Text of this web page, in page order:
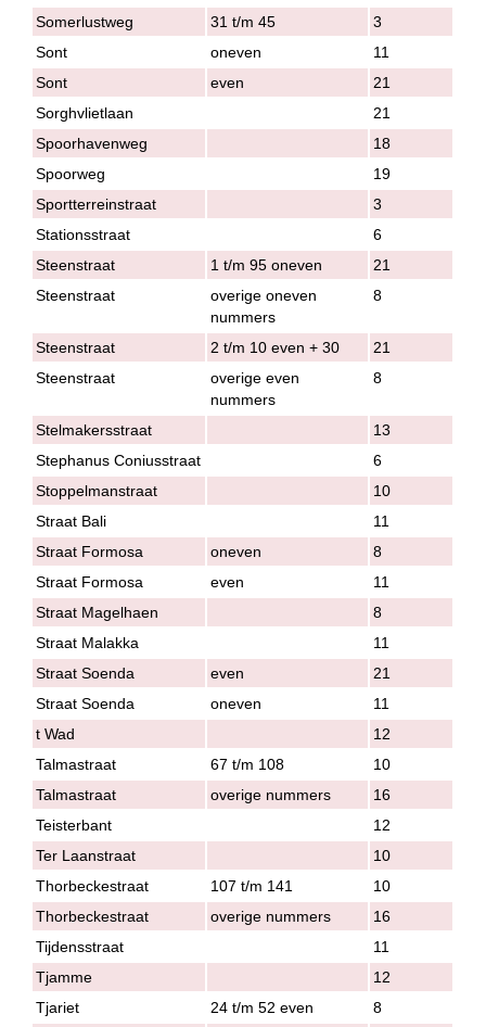
Somerlustweg 31 t/m 45
3
Sont
oneven
11
Sont
even
21
Sorghvlietlaan
21
Spoorhavenweg
18
Spoorweg
19
Sportterreinstraat
3
Stationsstraat
6
Steenstraat
1 t/m 95 oneven
21
Steenstraat
overige oneven
nummers
8
Steenstraat 2 t/m 10 even + 30
21
Steenstraat
overige even
nummers
8
Stelmakersstraat
13
Stephanus Coniusstraat
6
Stoppelmanstraat
10
Straat Bali
11
Straat Formosa
oneven
8
Straat Formosa
even
11
Straat Magelhaen
8
Straat Malakka
11
Straat Soenda
even
21
Straat Soenda
oneven
11
t Wad
12
Talmastraat
67 t/m 108
10
Talmastraat
overige nummers
16
Teisterbant
12
Ter Laanstraat
10
Thorbeckestraat
107 t/m 141
10
Thorbeckestraat
overige nummers
16
Tijdensstraat
11
Tjamme
12
Tjariet
24 t/m 52 even
8